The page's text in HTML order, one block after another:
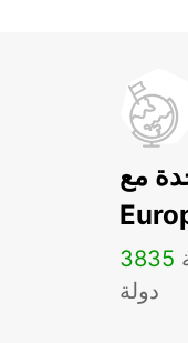
مع
3835
دولة